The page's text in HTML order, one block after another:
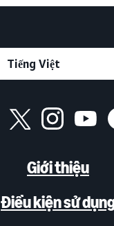
Giới thiệu
Điều kiện sử